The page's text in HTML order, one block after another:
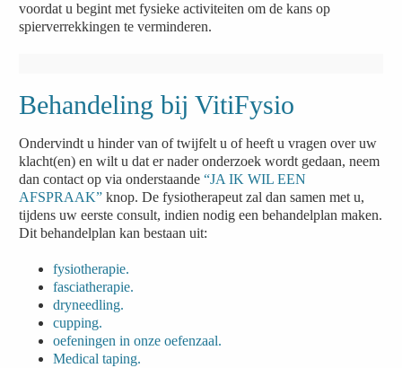
voordat u begint met fysieke activiteiten om de kans op
spierverrekkingen te verminderen.
Behandeling bij VitiFysio
Ondervindt u hinder van of twijfelt u of heeft u vragen over uw
klacht(en) en wilt u dat er nader onderzoek wordt gedaan, neem
dan contact op via onderstaande“JA IK WIL EEN
AFSPRAAK” knop. De fysiotherapeut zal dan samen met u,
tijdens uw eerste consult, indien nodig een behandelplan maken.
Dit behandelplan kan bestaan uit:
fysiotherapie.
fasciatherapie.
dryneedling.
cupping.
oefeningen in onze oefenzaal.
Medical taping.